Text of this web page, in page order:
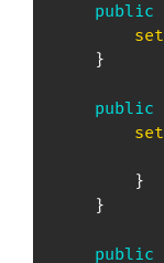
public
set
}
public
set
}
}
public